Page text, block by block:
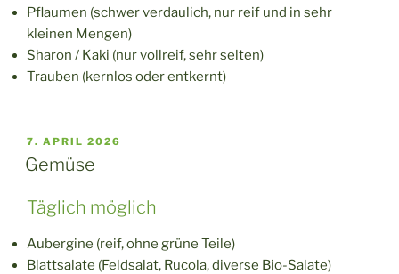
Pflaumen (schwer verdaulich, nur reif und in sehr
kleinen Mengen)
Sharon / Kaki (nur vollreif, sehr selten)
Trauben (kernlos oder entkernt)
VERÖFFENTLICHT
AM
7. APRIL 2026
Gemüse
Täglich möglich
Aubergine (reif, ohne grüne Teile)
Blattsalate (Feldsalat, Rucola, diverse Bio-Salate)